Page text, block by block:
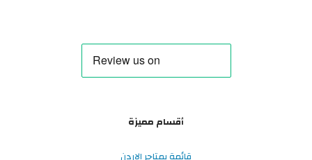
أقسام مميزة
قائمة بمتاجر الاردن